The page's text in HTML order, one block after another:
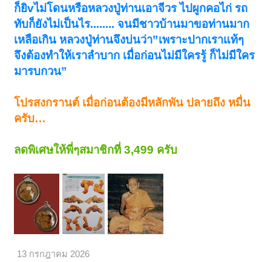
ก็ยิvไม่โดนหรือหลวงปู่ท่านเอาจีวร ไปผูกคอไก่ รถ
ทับก็ยังไม่เป็นไร........ จนมีชาวบ้านมาขอท่านมาก
เหลือเกิน หลวงปู่ท่านจึงบ่นว่า”เพราะปากเราแท้ๆ
จึงต้องทำให้เราลำบาก เมื่อก่อนไม่มีใครรู้ ก็ไม่มีใคร
มารบกวน”
โปรสงกรานต์ เมื่อก่อนต้องมีหลักพัน ปลายถึง หมื่น
ครับ…
ลดพิเศษให้พี่ๆสมาชิกที่ 3,499 ครับ
13 กรกฎาคม 2026